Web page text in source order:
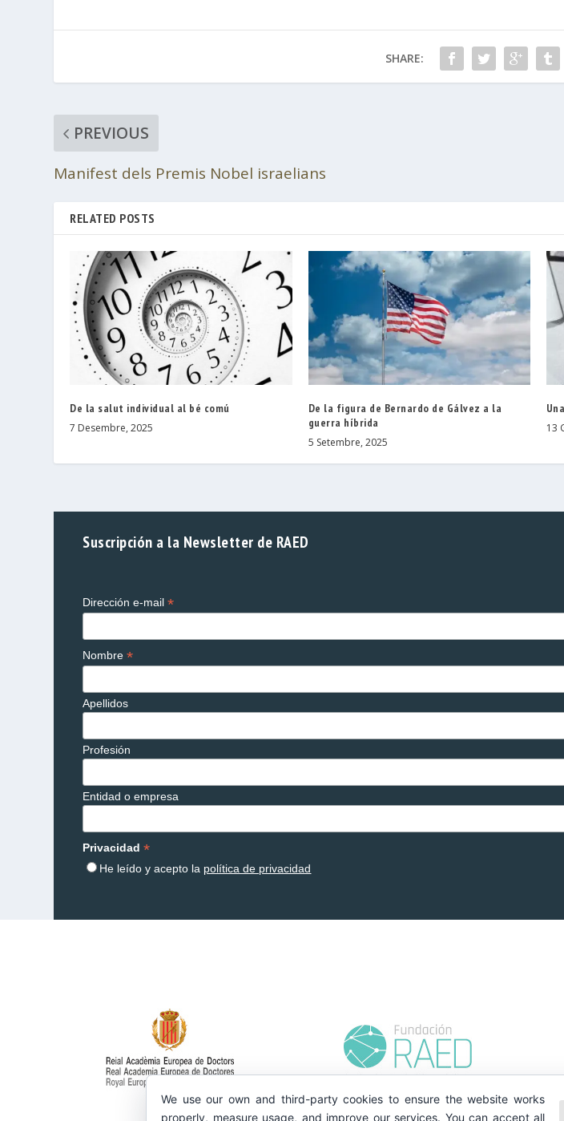
SHARE:
PREVIOUS
Manifest dels Premis Nobel israelians
RELATED POSTS
De la salut individual al bé comú
7 Desembre, 2025
De la figura de Bernardo de Gálvez a la
guerra híbrida
5 Setembre, 2025
13
Suscripción a la Newsletter de RAED
Dirección e-mail*
Nombre*
Apellidos
Profesión
Entidad o empresa
Privacidad*
He leído y acepto la política de privacidad
We use our own and third-party cookies to ensure the website works
properly, measure usage, and improve our services. You can accept all